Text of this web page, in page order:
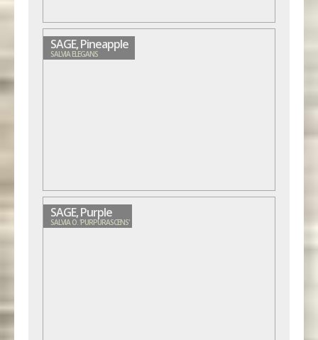
SAGE, Pineapple
SALVIA ELEGANS
SAGE, Purple
SALVIA O. 'PURPURASCENS'